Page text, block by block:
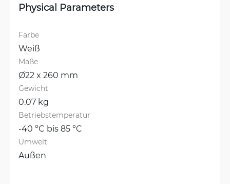
Physical Parameters
Farbe
Weiß
Maße
Ø22 x 260 mm
Gewicht
0.07 kg
Betriebstemperatur
-40 °C bis 85 °C
Umwelt
Außen